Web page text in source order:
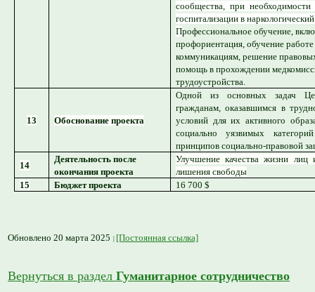
сообщества, при
госпитализации в
Профессиональное обучение,
профориентация, обучение
коммуникациям, решение
помощь в прохождении
трудоустройства.
13 Обоснование проекта
Одной из основных задач
гражданам, оказавшимся в
условий для их активного
социально уязвимых
принципов социально-правовой
14
Деятельность после
окончания проекта
Улучшение качества жизни
лишения свободы
15
Бюджет проекта 16 700 $
Обновлено 20 марта 2025 [Постоянная ссылка]
Вернуться в разделГуманитарное сотрудничество